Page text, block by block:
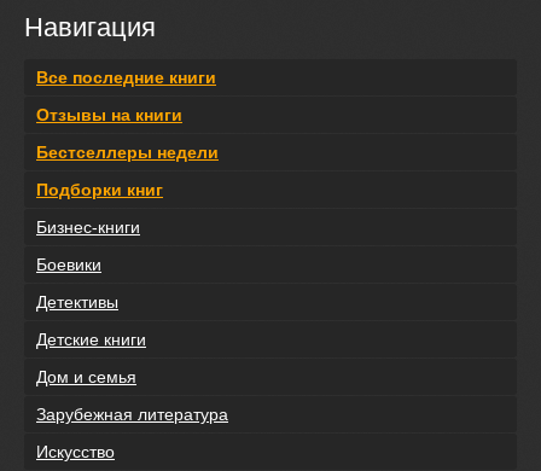
Навигация
Все последние книги
Отзывы на книги
Бестселлеры недели
Подборки книг
Бизнес-книги
Боевики
Детективы
Детские книги
Дом и семья
Зарубежная литература
Искусство